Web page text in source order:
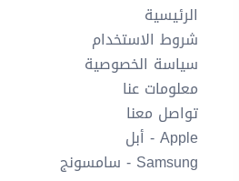
الرئيسية
شروط الاستخدام
سياسة الخصوصية
معلومات عنا
تواصل معنا
Apple - أبل
Samsung - سامسونج